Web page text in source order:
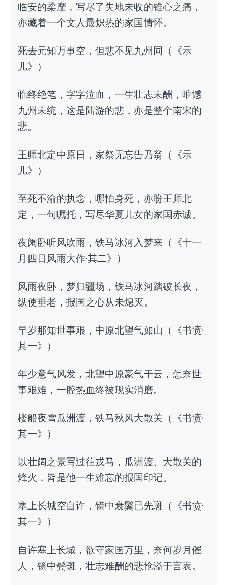
临安的柔靡，写尽了失地未收的锥心之痛，
亦藏着一个文人最炽热的家国情怀。
死去元知万事空，但悲不见九州同（《示
儿》）
临终绝笔，字字泣血，一生壮志未酬，唯憾
九州未统，这是陆游的悲，亦是整个南宋的
悲。
王师北定中原日，家祭无忘告乃翁（《示
儿》）
至死不渝的执念，哪怕身死，亦盼王师北
定，一句嘱托，写尽华夏儿女的家国赤诚。
夜阑卧听风吹雨，铁马冰河入梦来（《十一
月四日风雨大作·其二》）
风雨夜卧，梦归疆场，铁马冰河踏破长夜，
纵使垂老，报国之心从未熄灭。
早岁那知世事艰，中原北望气如山（《书愤·
其一》）
年少意气风发，北望中原豪气干云，怎奈世
事艰难，一腔热血终被现实消磨。
楼船夜雪瓜洲渡，铁马秋风大散关（《书愤·
其一》）
以壮阔之景写过往戎马，瓜洲渡、大散关的
烽火，皆是他一生难忘的报国印记。
塞上长城空自许，镜中衰鬓已先斑（《书愤·
其一》）
自许塞上长城，欲守家国万里，奈何岁月催
人，镜中鬓斑，壮志难酬的悲怆溢于言表。